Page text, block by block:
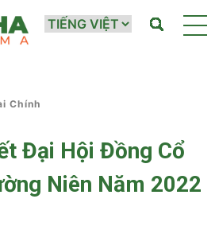
Chính
Đại Hội Đồng Cổ
Niên Năm 2022